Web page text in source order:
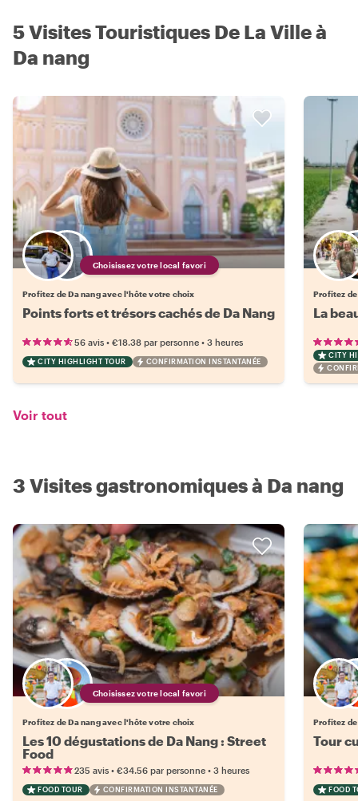
5 Visites Touristiques De La Ville à
Da nang
Choisissez votre local favori
Profitez de Da nang avec l'hôte votre choix
Points forts et trésors cachés de Da Nang
56 avis • €18.38 par personne • 3 heures
CITY HIGHLIGHT TOUR CONFIRMATION INSTANTANÉE
Profitez
La
CITY
Voir tout
3 Visites gastronomiques à Da nang
Choisissez votre local favori
Profitez de Da nang avec l'hôte votre choix
Les 10 dégustations de Da Nang : Street
Food
235 avis • €34.56 par personne • 3 heures
FOOD TOUR CONFIRMATION INSTANTANÉE
Profitez
Tour
FOOD